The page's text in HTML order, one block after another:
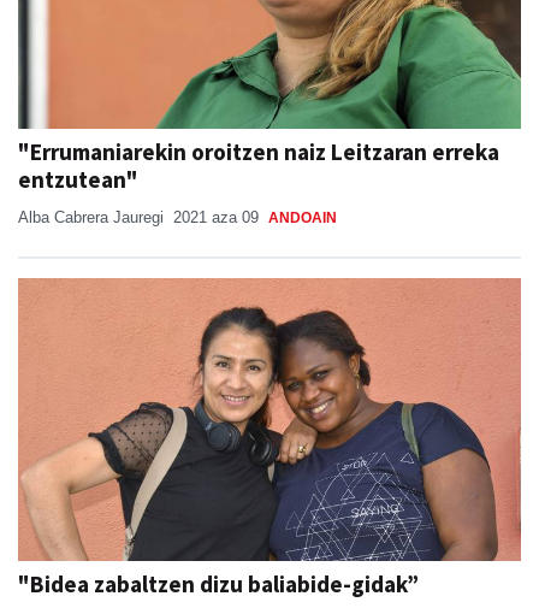
"Errumaniarekin oroitzen naiz Leitzaran erreka
entzutean"
Alba Cabrera Jauregi 2021 aza 09 ANDOAIN
"Bidea zabaltzen dizu baliabide-gidak”